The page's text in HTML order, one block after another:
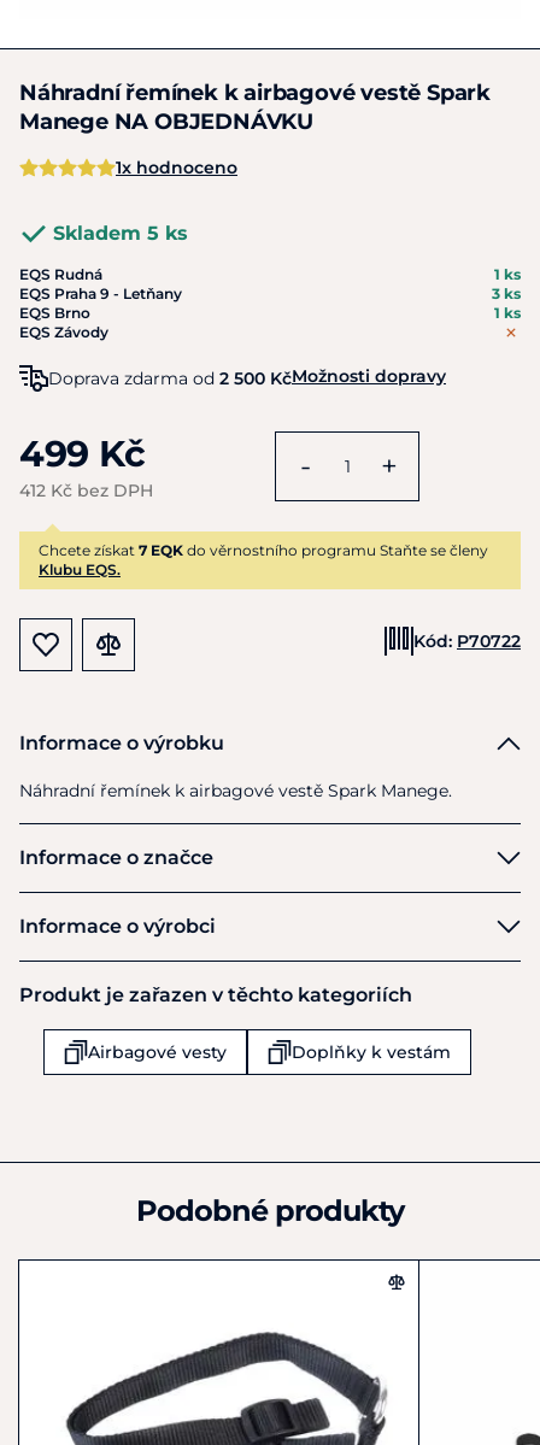
Náhradní řemínek k airbagové vestě Spark
Manege NA OBJEDNÁVKU
1x hodnoceno
Skladem 5 ks
EQS Rudná
1 ks
EQS Praha 9 - Letňany
3 ks
EQS Brno
1 ks
EQS Závody
Doprava zdarma od 2 500 KčMožnosti dopravy
499 Kč
412 Kč bez DPH
- +
Chcete získat 7 EQK do věrnostního programu Staňte se členy
Klubu EQS.
Kód: P70722
Informace o výrobku
Náhradní řemínek k airbagové vestě Spark Manege.
Informace o značce
Ekkia
Informace o výrobci
Ekkia Export
12 rue Branly - BP90035
Haguenau
france@ekkia.com
Produkt je zařazen v těchto kategoriích
Airbagové vesty Doplňky k vestám
Podobné produkty